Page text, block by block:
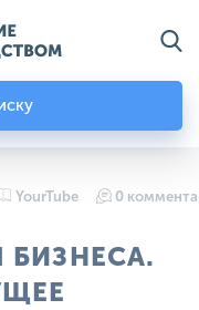
YourTube 0